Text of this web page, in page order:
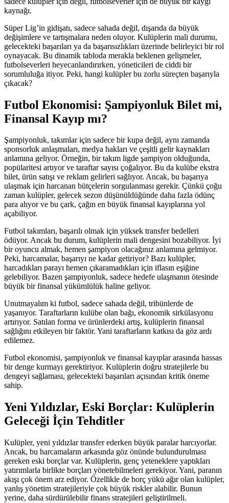
kaynağı.
Süper Lig’in gidişatı, sadece sahada değil, dışarıda da büyük
değişimlere ve tartışmalara neden oluyor. Kulüplerin mali durumu,
gelecekteki başarıları ya da başarısızlıkları üzerinde belirleyici bir rol
oynayacak. Bu dinamik tabloda merakla beklenen gelişmeler,
futbolseverleri heyecanlandırırken, yöneticileri de ciddi bir
sorumluluğa itiyor. Peki, hangi kulüpler bu zorlu süreçten başarıyla
çıkacak?
Futbol Ekonomisi: Şampiyonluk Bilet mi,
Finansal Kayıp mı?
Şampiyonluk, takımlar için sadece bir kupa değil, aynı zamanda
sponsorluk anlaşmaları, medya hakları ve çeşitli gelir kaynakları
anlamına geliyor. Örneğin, bir takım ligde şampiyon olduğunda,
popülaritesi artıyor ve taraftar sayısı çoğalıyor. Bu da kulübe ekstra
bilet, ürün satışı ve reklam gelirleri sağlıyor. Ancak, bu başarıya
ulaşmak için harcanan bütçelerin sorgulanması gerekir. Çünkü çoğu
zaman kulüpler, gelecek sezon düşünüldüğünde daha fazla ödünç
para alıyor ve bu çark, çağın en büyük finansal kayıplarına yol
açabiliyor.
Futbol takımları, başarılı olmak için yüksek transfer bedelleri
ödüyor. Ancak bu durum, kulüplerin mali dengesini bozabiliyor. İyi
bir oyuncu almak, hemen şampiyon olacağınız anlamına gelmiyor.
Peki, harcamalar, başarıyı ne kadar getiriyor? Bazı kulüpler,
harcadıkları parayı hemen çıkaramadıkları için iflasın eşiğine
gelebiliyor. Bazen şampiyonluk, sadece hedefe ulaşmanın ötesinde
büyük bir finansal yükümlülük haline geliyor.
Unutmayalım ki futbol, sadece sahada değil, tribünlerde de
yaşanıyor. Taraftarların kulübe olan bağı, ekonomik sirkülasyonu
artırıyor. Satılan forma ve ürünlerdeki artış, kulüplerin finansal
sağlığını etkileyen bir faktör. Yani taraftarların katkısı da göz ardı
edilemez.
Futbol ekonomisi, şampiyonluk ve finansal kayıplar arasında hassas
bir denge kurmayı gerektiriyor. Kulüplerin doğru stratejilerle bu
dengeyi sağlaması, gelecekteki başarıları açısından kritik öneme
sahip.
Yeni Yıldızlar, Eski Borçlar: Kulüplerin
Geleceği İçin Tehditler
Kulüpler, yeni yıldızlar transfer ederken büyük paralar harcıyorlar.
Ancak, bu harcamaların arkasında göz önünde bulundurulması
gereken eski borçlar var. Kulüplerin, genç yeteneklere yaptıkları
yatırımlarla birlikte borçları yönetebilmeleri gerekiyor. Yani, paranın
akışı çok önem arz ediyor. Özellikle de borç yükü ağır olan kulüpler,
yanlış yönetim stratejileriyle çok büyük riskler alabilir. Bunun
yerine, daha sürdürülebilir finans stratejileri geliştirilmeli.